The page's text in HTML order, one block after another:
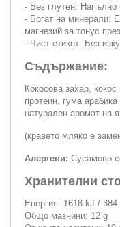
- Без глутен: Напълно
- Богат на минерали:
магнезий за тонус
- Чист етикет: Без
Съдържание:
Кокосова захар,
протеин, гума
натурален аромат на
(кравето мляко е
Алергени: Сусамово
Хранителни
Енергия: 1618 kJ / 384
Общо мазнини: 12 g